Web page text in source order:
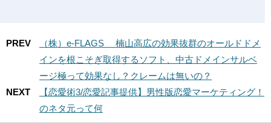
PREV
（株）e-FLAGS 楠山高広の効果抜群のオールドドメ
インを根こそぎ取得するソフト、中古ドメインサルベ
ージ極って効果なし？クレームは無いの？
NEXT
【恋愛術3/恋愛記事提供】男性版恋愛マーケティング！
のネタ元って何